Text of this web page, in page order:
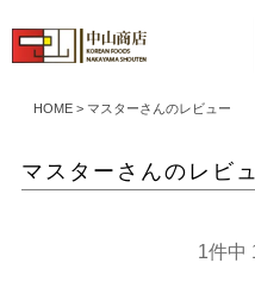
HOME マスターさんのレビュー
マスターさんのレビ
1件中